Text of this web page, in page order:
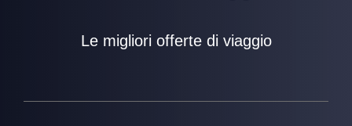
Le migliori offerte di viaggio